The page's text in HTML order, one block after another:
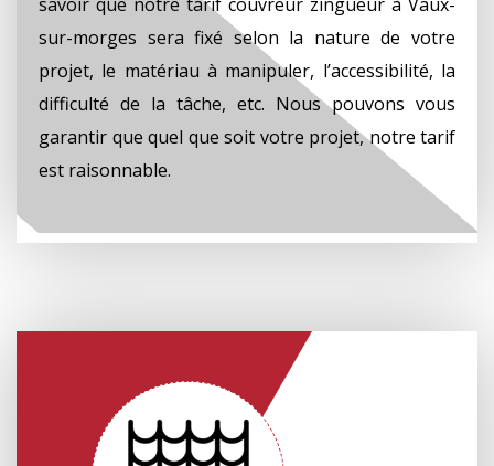
sur-morges sera fixé selon la nature de votre
projet, le matériau à manipuler, l’accessibilité, la
difficulté de la tâche, etc. Nous pouvons vous
garantir que quel que soit votre projet, notre tarif
est raisonnable.